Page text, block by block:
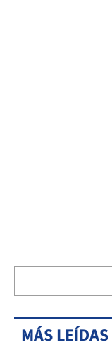
MÁS LEÍDAS